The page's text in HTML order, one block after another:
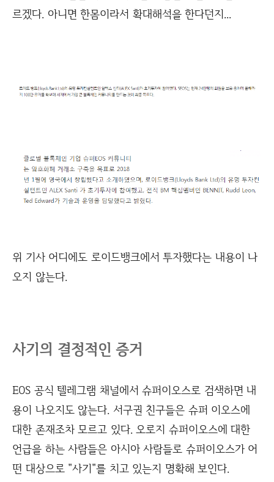
르겠다. 아니면 한몸이라서 확대해석을 한다던지...
위 기사 어디에도 로이드뱅크에서 투자했다는 내용이 나
오지 않는다.
사기의 결정적인 증거
EOS 공식 텔레그램 채널에서 슈퍼이오스로 검색하면 내
용이 나오지도 않는다. 서구권 친구들은 슈퍼 이오스에
대한 존재조차 모르고 있다. 오로지 슈퍼이오스에 대한
언급을 하는 사람들은 아시아 사람들로 슈퍼이오스가 어
떤 대상으로 "사기"를 치고 있는지 명확해 보인다.